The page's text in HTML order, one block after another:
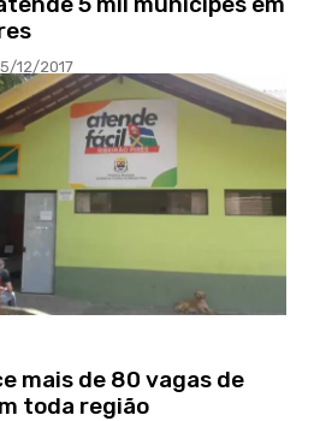
12/2017
mais de 80 vagas de
toda região